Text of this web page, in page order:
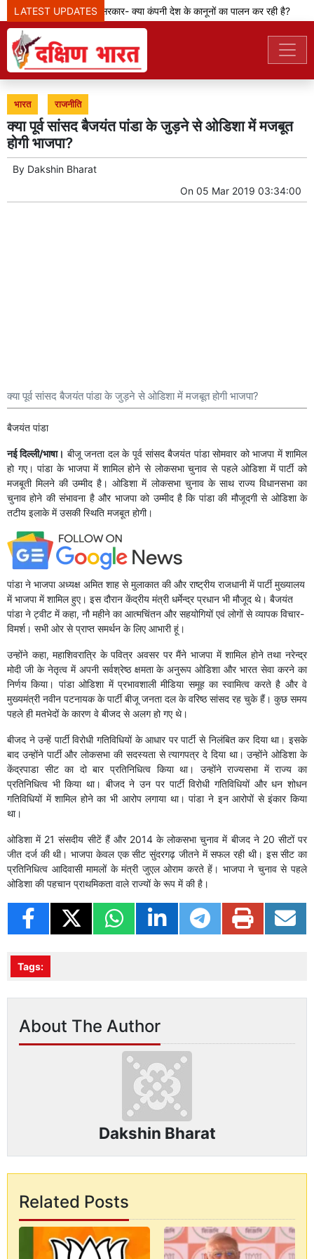
LATEST UPDATES
मेटा टीम से पूछ रही सरकार- क्या कंपनी देश के कानूनों का पालन कर रही है?
भारत राजनीति
क्या पूर्व सांसद बैजयंत पांडा के जुड़ने से ओडिशा में मजबूत
होगी भाजपा?
By Dakshin Bharat
On 05 Mar 2019 03:34:00
क्या पूर्व सांसद बैजयंत पांडा के जुड़ने से ओडिशा में मजबूत होगी भाजपा?
बैजयंत पांडा
नई दिल्ली/भाषा। बीजू जनता दल के पूर्व सांसद बैजयंत पांडा सोमवार को भाजपा में शामिल
हो गए। पांडा के भाजपा में शामिल होने से लोकसभा चुनाव से पहले ओडिशा में पार्टी को
मजबूती मिलने की उम्मीद है। ओडिशा में लोकसभा चुनाव के साथ राज्य विधानसभा का
चुनाव होने की संभावना है और भाजपा को उम्मीद है कि पांडा की मौजूदगी से ओडिशा के
तटीय इलाके में उसकी स्थिति मजबूत होगी।
पांडा ने भाजपा अध्यक्ष अमित शाह से मुलाकात की और राष्ट्रीय राजधानी में पार्टी मुख्यालय
में भाजपा में शामिल हुए। इस दौरान केंद्रीय मंत्री धर्मेन्द्र प्रधान भी मौजूद थे। बैजयंत
पांडा ने ट्वीट में कहा, नौ महीने का आत्मचिंतन और सहयोगियों एवं लोगों से व्यापक विचार-
विमर्श। सभी ओर से प्राप्त समर्थन के लिए आभारी हूं।
उन्होंने कहा, महाशिवरात्रि के पवित्र अवसर पर मैंने भाजपा में शामिल होने तथा नरेन्द्र
मोदी जी के नेतृत्व में अपनी सर्वश्रेष्ठ क्षमता के अनुरूप ओडिशा और भारत सेवा करने का
निर्णय किया। पांडा ओडिशा में प्रभावशाली मीडिया समूह का स्वामित्व करते है और वे
मुख्यमंत्री नवीन पटनायक के पार्टी बीजू जनता दल के वरिष्ठ सांसद रह चुके हैं। कुछ समय
पहले ही मतभेदों के कारण वे बीजद से अलग हो गए थे।
बीजद ने उन्हें पार्टी विरोधी गतिविधियों के आधार पर पार्टी से निलंबित कर दिया था। इसके
बाद उन्होंने पार्टी और लोकसभा की सदस्यता से त्यागपत्र दे दिया था। उन्होंने ओडिशा के
केंद्रपाडा सीट का दो बार प्रतिनिधित्व किया था। उन्होंने राज्यसभा में राज्य का
प्रतिनिधित्व भी किया था। बीजद ने उन पर पार्टी विरोधी गतिविधियों और धन शोधन
गतिविधियों में शामिल होने का भी आरोप लगाया था। पांडा ने इन आरोपों से इंकार किया
था।
ओडिशा में 21 संसदीय सीटें हैं और 2014 के लोकसभा चुनाव में बीजद ने 20 सीटों पर
जीत दर्ज की थी। भाजपा केवल एक सीट सुंदरगढ़ जीतने में सफल रही थी। इस सीट का
प्रतिनिधित्व आदिवासी मामलों के मंत्री जुएल ओराम करते हें। भाजपा ने चुनाव से पहले
ओडिशा की पहचान प्राथमिकता वाले राज्यों के रूप में की है।
Tags:
About The Author
Dakshin Bharat
Related Posts